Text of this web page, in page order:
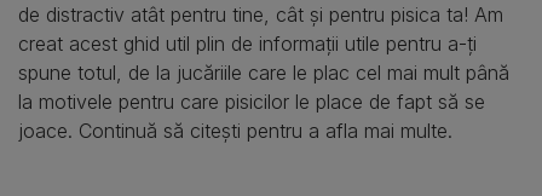
de distractiv atât pentru tine, cât și pentru pisica ta! Am
creat acest ghid util plin de informații utile pentru a-ți
spune totul, de la jucăriile care le plac cel mai mult până
la motivele pentru care pisicilor le place de fapt să se
joace. Continuă să citești pentru a afla mai multe.